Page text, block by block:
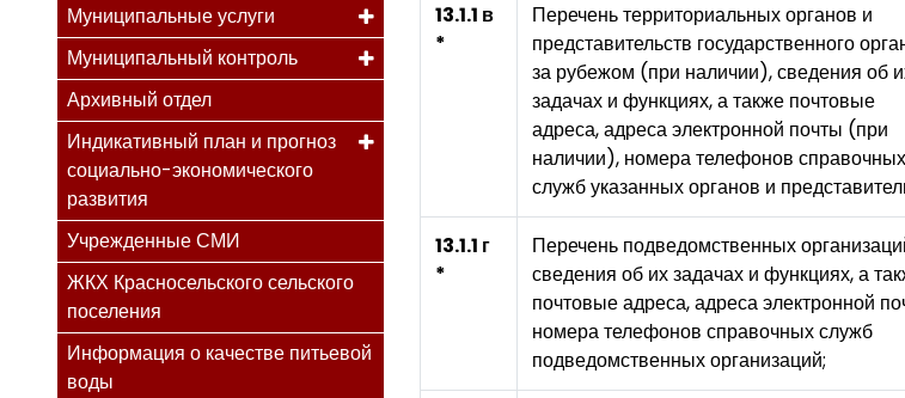
Муниципальные услуги
Муниципальный контроль
Архивный отдел
Индикативный план и прогноз
социально-экономического
развития
Учрежденные СМИ
ЖКХ Красносельского сельского
поселения
Информация о качестве питьевой
воды
13.1.1 в
*
Перечень территориальных органов и
представительств государственного
за рубежом (при наличии), сведения об
задачах и функциях, а также почтовые
адреса, адреса электронной почты (при
наличии), номера телефонов справочных
служб указанных органов и
13.1.1 г
*
Перечень подведомственных
сведения об их задачах и функциях, а
почтовые адреса, адреса электронной
номера телефонов справочных служб
подведомственных организаций;